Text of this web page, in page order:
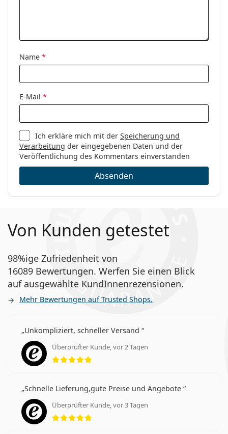
Name *
E-Mail *
Ich erkläre mich mit derSpeicherung und
Verarbeitung der eingegebenen Daten und der
Veröffentlichung des Kommentars einverstanden
Absenden
Von Kunden getestet
98%ige Zufriedenheit von
16089 Bewertungen. Werfen Sie einen Blick
auf ausgewählte KundInnenrezensionen.
Mehr Bewertungen auf Trusted Shops.
Unkompliziert, schneller Versand
Überprüfter Kunde, vor 2 Tagen
Bewertung 5 aus 5
Schnelle Lieferung,gute Preise und Angebote
Überprüfter Kunde, vor 3 Tagen
Bewertung 5 aus 5